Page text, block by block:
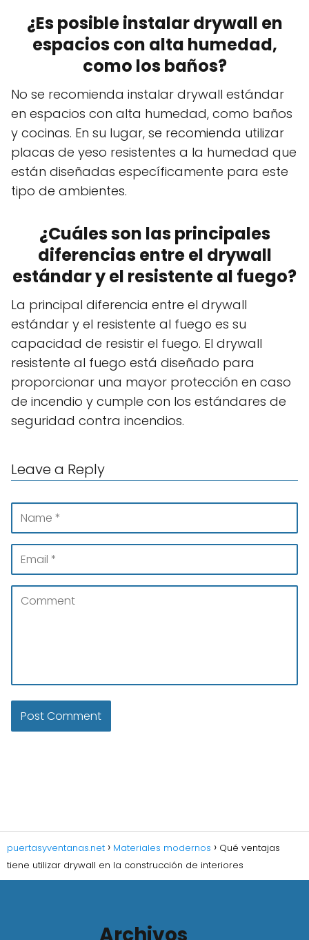
¿Es posible instalar drywall en
espacios con alta humedad,
como los baños?
No se recomienda instalar drywall estándar
en espacios con alta humedad, como baños
y cocinas. En su lugar, se recomienda utilizar
placas de yeso resistentes a la humedad que
están diseñadas específicamente para este
tipo de ambientes.
¿Cuáles son las principales
diferencias entre el drywall
estándar y el resistente al fuego?
La principal diferencia entre el drywall
estándar y el resistente al fuego es su
capacidad de resistir el fuego. El drywall
resistente al fuego está diseñado para
proporcionar una mayor protección en caso
de incendio y cumple con los estándares de
seguridad contra incendios.
Leave a Reply
puertasyventanas.net Materiales modernos
Qué ventajas
tiene utilizar drywall en la construcción de interiores